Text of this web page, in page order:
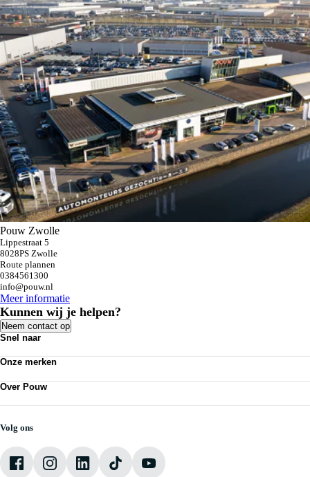
Pouw Zwolle
Lippestraat 5
8028PS Zwolle
Route plannen
0384561300
info@pouw.nl
Meer informatie
Kunnen wij je helpen?
Neem contact op
Snel naar
Bedrijfswagens
Kennisbank
Vestigingen
Onze merken
Audi
Škoda
VW Bedrijfswagens
Over Pouw
Vacatures
Mijn Pouw
Volg ons